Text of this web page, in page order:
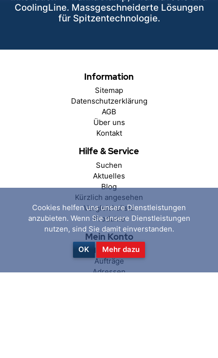
CoolingLine. Massgeschneiderte Lösungen
für Spitzentechnologie.
Information
Sitemap
Datenschutzerklärung
AGB
Über uns
Kontakt
Hilfe & Service
Suchen
Aktuelles
Blog
Kürzlich angesehen
Vergleichsliste
Produkte
Mein Konto
Mein Konto
Aufträge
Adressen
Cookies helfen uns unsere Dienstleistungen
anzubieten. Wenn Sie unsere Dienstleistungen
nutzen, sind Sie damit einverstanden.
OK Mehr dazu